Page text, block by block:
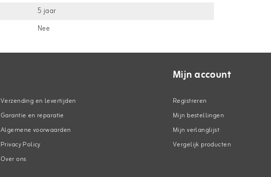
5 jaar
Nee
Verzending en levertijden
Garantie en reparatie
Algemene voorwaarden
Privacy Policy
Over ons
Mijn account
Registreren
Mijn bestellingen
Mijn verlanglijst
Vergelijk producten